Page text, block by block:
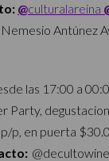
: @culturalareina
Antúnez
las 17:00 a
Party,
p, en puerta